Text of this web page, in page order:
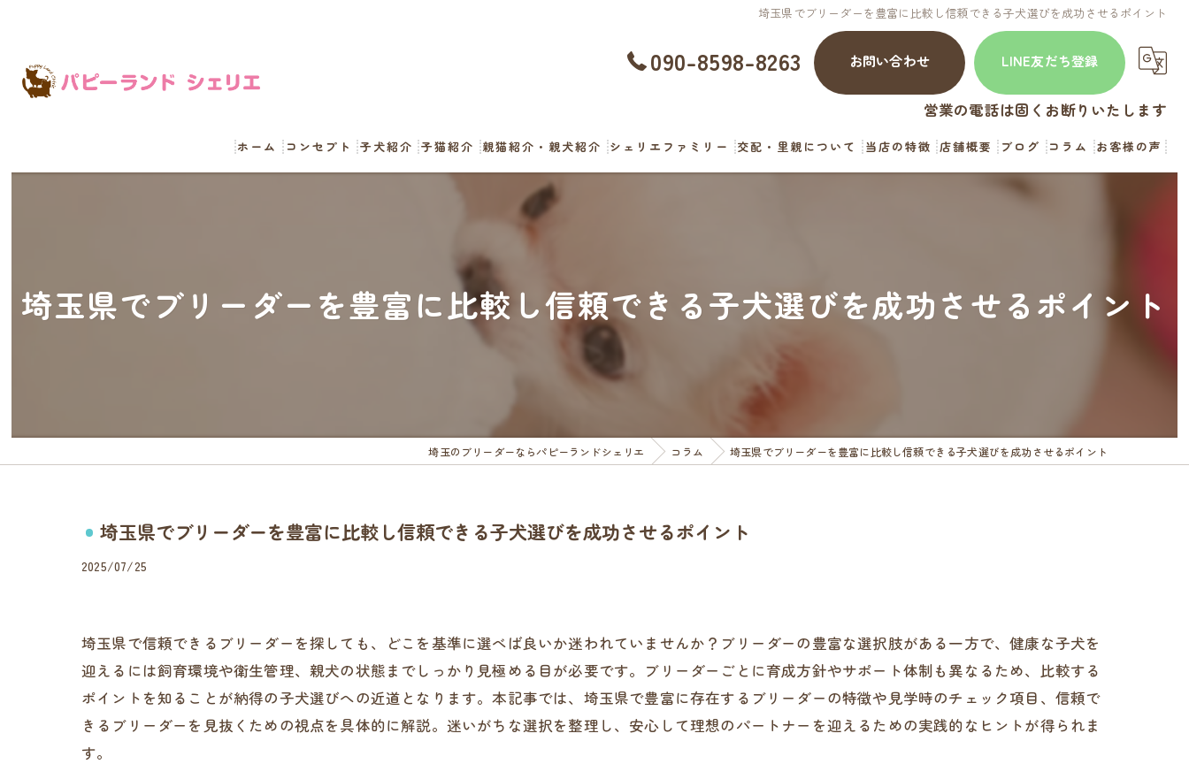
埼玉県でブリーダーを豊富に比較し信頼できる子犬選びを成功させるポイント
090-8598-8263 お問い合わせ LINE友だち登録
営業の電話は固くお断りいたします
ホーム コンセプト 子犬紹介 子猫紹介 親猫紹介・親犬紹介 シェリエファミリー 交配・里親について 当店の特徴 店舗概要 ブログ コラム お客様の声
埼玉県でブリーダーを豊富に比較し信頼できる子犬選びを成功させるポイント
埼玉のブリーダーならパピーランドシェリエ コラム 埼玉県でブリーダーを豊富に比較し信頼できる子犬選びを成功させるポイント
埼玉県でブリーダーを豊富に比較し信頼できる子犬選びを成功させるポイント
2025/07/25
埼玉県で信頼できるブリーダーを探しても、どこを基準に選べば良いか迷われていませんか？ブリーダーの豊富な選択肢がある一方で、健康な子犬を
迎えるには飼育環境や衛生管理、親犬の状態までしっかり見極める目が必要です。ブリーダーごとに育成方針やサポート体制も異なるため、比較する
ポイントを知ることが納得の子犬選びへの近道となります。本記事では、埼玉県で豊富に存在するブリーダーの特徴や見学時のチェック項目、信頼で
きるブリーダーを見抜くための視点を具体的に解説。迷いがちな選択を整理し、安心して理想のパートナーを迎えるための実践的なヒントが得られま
す。